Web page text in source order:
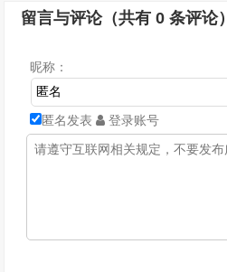
留言与评论（共有0 条评论）
昵称：
匿名发表 登录账号